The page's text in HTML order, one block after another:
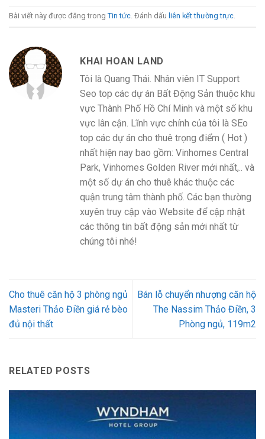
Bài viết này được đăng trong Tin tức . Đánh dấu liên kết thường trực
KHAI HOAN LAND
Tôi là Quang Thái. Nhân viên IT Support
Seo top các dự án Bất Động Sản thuộc khu
vực Thành Phố Hồ Chí Minh và một số khu
vực lân cận. Lĩnh vực chính của tôi là SEo
top các dự án cho thuê trọng điểm ( Hot )
nhất hiện nay bao gồm: Vinhomes Central
Park, Vinhomes Golden River mới nhất,.. và
một số dự án cho thuê khác thuộc các
quận trung tâm thành phố. Các bạn thường
xuyên truy cập vào Website để cập nhật
các thông tin bất động sản mới nhất từ
chúng tôi nhé!
Cho thuê căn hộ 3 phòng ngủ
Masteri Thảo Điền giá rẻ bèo
đủ nội thất
Bán lỗ chuyển nhượng căn hộ
The Nassim Thảo Điền, 3
Phòng ngủ, 119m2
RELATED POSTS